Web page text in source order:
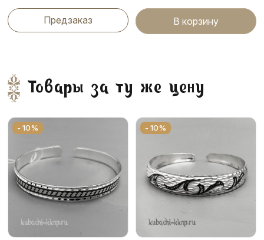
Предзаказ В корзину
Товары за ту же цену
- 10% - 10%